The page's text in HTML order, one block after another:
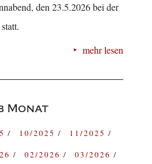
den 23.5.2026 bei der
mehr lesen
Monat
10/2025
11/2025
02/2026
03/2026